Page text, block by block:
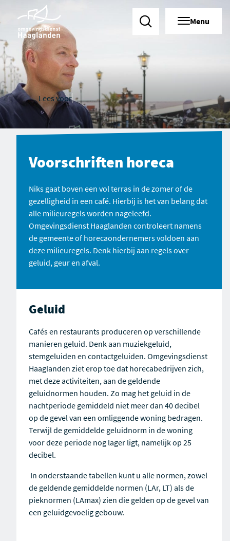
Zoeken Menu
Lees voor
Voorschriften horeca
Niks gaat boven een vol terras in de zomer of de
gezelligheid in een café. Hierbij is het van belang dat
alle milieuregelsworden nageleefd.
Omgevingsdienst Haaglanden controleert namens
de gemeente of horecaondernemers voldoen aan
deze milieuregels. Denk hierbij aan regels over
geluid, geur en afval.
Geluid
Cafés en restaurants produceren op verschillende
manieren geluid. Denk aan muziekgeluid,
stemgeluiden en contactgeluiden. Omgevingsdienst
Haaglanden ziet erop toe dat horecabedrijven zich,
met deze activiteiten, aan de geldende
geluidnormen houden. Zo mag het geluid in de
nachtperiode gemiddeld niet meer dan 40 decibel
op de gevel van een omliggende woning bedragen.
Terwijl de gemiddelde geluidnorm in de woning
voor deze periode nog lager ligt, namelijk op 25
decibel.
In onderstaande tabellen kunt u alle normen, zowel
de geldende gemiddelde normen (LAr, LT) als de
pieknormen (LAmax) zien die gelden op de gevel van
een geluidgevoelig gebouw.